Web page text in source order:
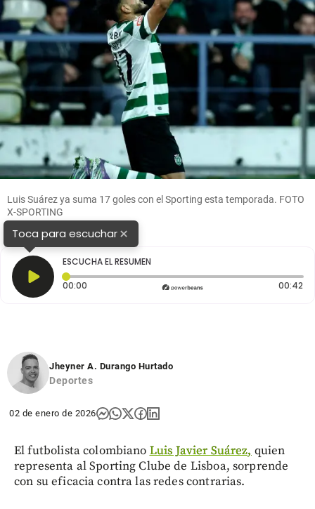
Luis Suárez ya suma 17 goles con el Sporting esta temporada. FOTO
X-SPORTING
Toca para escuchar×
ESCUCHA EL RESUMEN
00:00 Tiempo transcurrido: 0 segundos 00:42
Jheyner A. Durango Hurtado
Deportes
02 de enero de 2026
El futbolista colombiano Luis Javier Suárez, quien
representa al Sporting Clube de Lisboa, sorprende
con su eficacia contra las redes contrarias.